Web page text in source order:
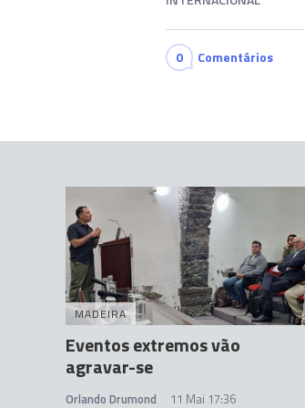
0 Comentários
MADEIRA
Eventos extremos vão
agravar-se
Orlando Drumond 11 Mai 17:36